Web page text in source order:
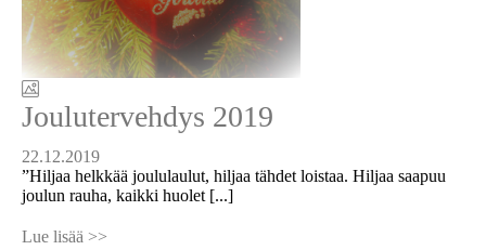
Joulutervehdys 2019
22.12.2019
”Hiljaa helkkää joululaulut, hiljaa tähdet loistaa. Hiljaa saapuu
joulun rauha, kaikki huolet [...]